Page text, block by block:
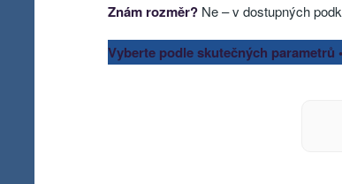
Znám rozměr? Ne – v dostupných
Vyberte podle skutečných parametrů